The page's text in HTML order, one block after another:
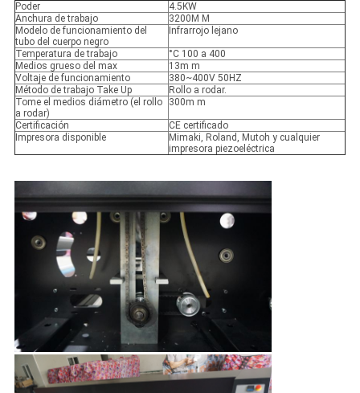
Poder
4.5KW
Anchura de trabajo
3200M M
Modelo de funcionamiento del
tubo del cuerpo negro
Infrarrojo lejano
Temperatura de trabajo
°C 100 a 400
Medios grueso del max
13m m
Voltaje de funcionamiento
380~400V 50HZ
Método de trabajo Take Up
Rollo a rodar.
Tome el medios diámetro (el rollo
a rodar)
300m m
Certificación
CE certificado
Impresora disponible
Mimaki, Roland, Mutoh y cualquier
impresora piezoeléctrica